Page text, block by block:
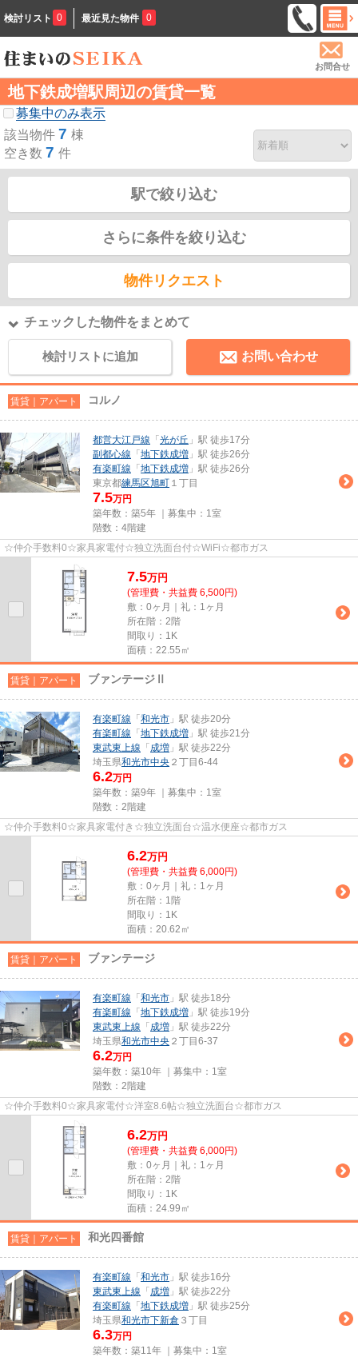
検討リスト 0 最近見た物件 0
お問合せ
地下鉄成増駅周辺の賃貸一覧
募集中のみ表示
該当物件 7 棟
空き数 7 件
駅で絞り込む
さらに条件を絞り込む
物件リクエスト
チェックした物件をまとめて
検討リストに追加 お問い合わせ
賃貸｜アパート コルノ
都営大江戸線 「 光が丘 」駅 徒歩17分
副都心線 「 地下鉄成増 」駅 徒歩26分
有楽町線 「 地下鉄成増 」駅 徒歩26分
東京都練馬区旭町 １丁目
7.5万円
築年数：築5年 ｜募集中： 1室
階数：4階建
☆仲介手数料0☆家具家電付☆独立洗面台付☆WiFi☆都市ガス
7.5万円
(管理費・共益費 6,500円)
敷：0ヶ月｜礼：1ヶ月
所在階：2階
間取り：1K
面積：22.55㎡
賃貸｜アパート ブァンテージⅡ
有楽町線 「 和光市 」駅 徒歩20分
有楽町線 「 地下鉄成増 」駅 徒歩21分
東武東上線 「 成増 」駅 徒歩22分
埼玉県和光市中央 ２丁目6-44
6.2万円
築年数：築9年 ｜募集中： 1室
階数：2階建
☆仲介手数料0☆家具家電付き☆独立洗面台☆温水便座☆都市ガス
6.2万円
(管理費・共益費 6,000円)
敷：0ヶ月｜礼：1ヶ月
所在階：1階
間取り：1K
面積：20.62㎡
賃貸｜アパート ブァンテージ
有楽町線 「 和光市 」駅 徒歩18分
有楽町線 「 地下鉄成増 」駅 徒歩19分
東武東上線 「 成増 」駅 徒歩22分
埼玉県和光市中央 ２丁目6-37
6.2万円
築年数：築10年 ｜募集中： 1室
階数：2階建
☆仲介手数料0☆家具家電付☆洋室8.6帖☆独立洗面台☆都市ガス
6.2万円
(管理費・共益費 6,000円)
敷：0ヶ月｜礼：1ヶ月
所在階：2階
間取り：1K
面積：24.99㎡
賃貸｜アパート 和光四番館
有楽町線 「 和光市 」駅 徒歩16分
東武東上線 「 成増 」駅 徒歩22分
有楽町線 「 地下鉄成増 」駅 徒歩25分
埼玉県和光市下新倉 ３丁目
6.3万円
築年数：築11年 ｜募集中： 1室